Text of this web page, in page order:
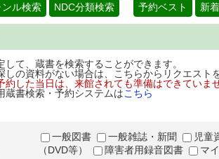
ンル検索 NDC分類検索 予約ベスト 新
して、蔵書を検索することができます。
しの資料がない場合は、こちらからリクエス
約した当日は、来館されても準備はできてい
蔵書検索・予約システムはこちら
一般図書 一般雑誌・新聞
児童
（DVD等）
障害者用録音図書 マ